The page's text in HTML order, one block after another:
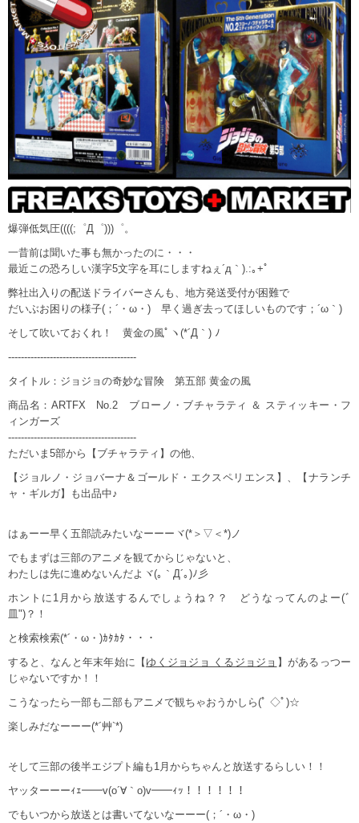
爆弾低気圧((((;゜Д゜)))゜。
一昔前は聞いた事も無かったのに・・・
最近この恐ろしい漢字5文字を耳にしますねぇ´д｀).:｡+ﾟ
弊社出入りの配送ドライバーさんも、地方発送受付が困難で
だいぶお困りの様子(；´・ω・) 早く過ぎ去ってほしいものです；´ω｀)
そして吹いておくれ！ 黄金の風ﾟヽ(*´Д｀) ﾉ
----------------------------------------
タイトル：ジョジョの奇妙な冒険 第五部 黄金の風
商品名：ARTFX No.2 ブローノ・ブチャラティ ＆ スティッキー・フ
ィンガーズ
----------------------------------------
ただいま5部から【ブチャラティ】の他、
【ジョルノ・ジョバーナ＆ゴールド・エクスペリエンス】、【ナランチ
ャ・ギルガ】も出品中♪
はぁーー早く五部読みたいなーーーヾ(*＞▽＜*)ノ
でもまずは三部のアニメを観てからじゃないと、
わたしは先に進めないんだよヾ(｡｀Д´｡)ﾉ彡
ホントに1月から放送するんでしょうね？？ どうなってんのよー(ﾞ
皿")？！
と検索検索(*´・ω・)ｶﾀｶﾀ・・・
すると、なんと年末年始に【ゆくジョジョ くるジョジョ 】があるっつー
じゃないですか！！
こうなったら一部も二部もアニメで観ちゃおうかしら(ﾟ ◇ﾟ)☆
楽しみだなーーー(*´艸`*)
そして三部の後半エジプト編も1月からちゃんと放送するらしい！！
ヤッターーーｨｪ━━v(o´∀｀o)v━━ｨｯ！！！！！！
でもいつから放送とは書いてないなーーー(；´・ω・)